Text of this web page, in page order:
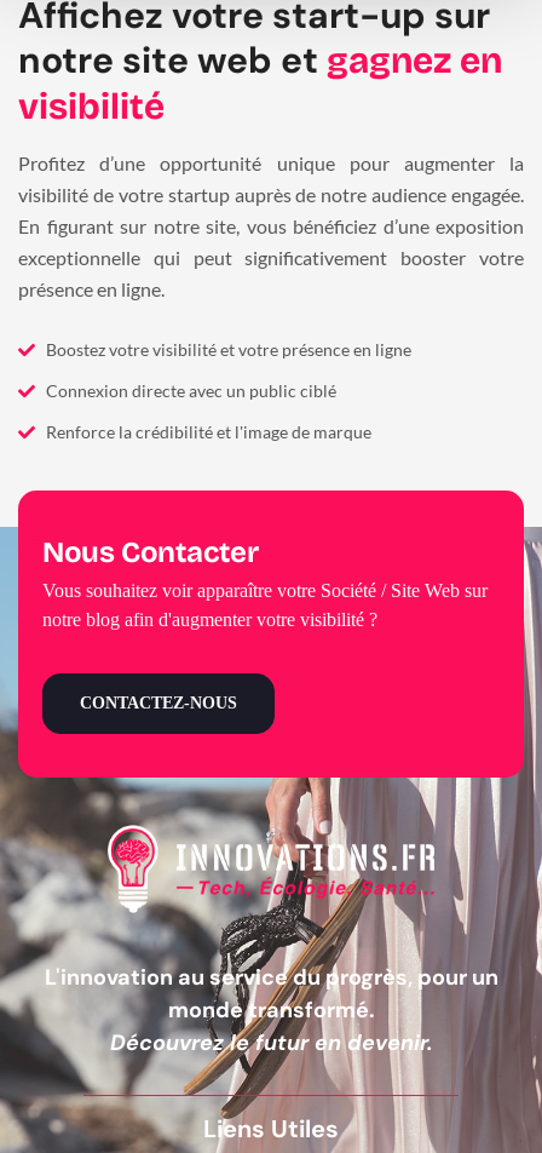
Affichez votre start-up sur
notre site web et gagnez en
visibilité
Profitez d’une opportunité unique pour augmenter la
visibilité de votre startup auprès de notre audience engagée.
En figurant sur notre site, vous bénéficiez d’une exposition
exceptionnelle qui peut significativement booster votre
présence en ligne.
Boostez votre visibilité et votre présence en ligne
Connexion directe avec un public ciblé
Renforce la crédibilité et l'image de marque
L'innovation au service du progrès, pour un
monde transformé.
Découvrez le futur en devenir.
Liens Utiles
Nous Contacter
Vous souhaitez voir apparaître votre Société / Site Web sur
notre blog afin d'augmenter votre visibilité ?
CONTACTEZ-NOUS